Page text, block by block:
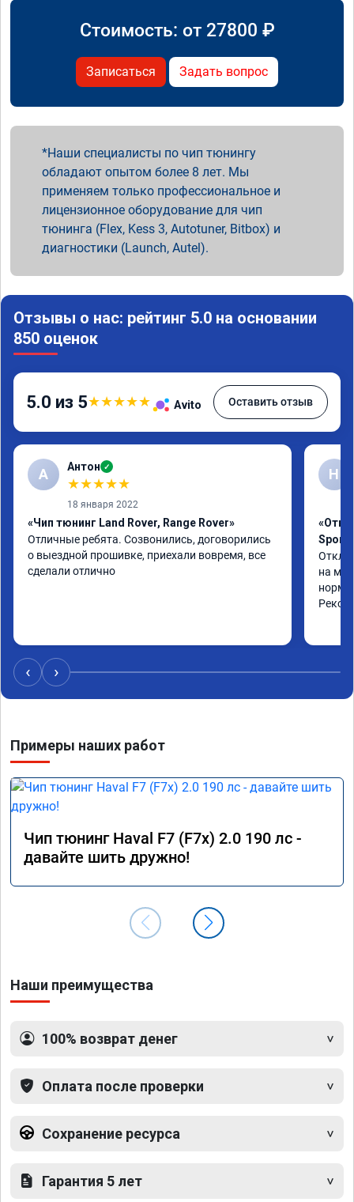
Стоимость: от 27800 ₽
Записаться Задать вопрос
Наши специалисты по чип тюнингу
обладают опытом более 8 лет. Мы
применяем только профессиональное и
лицензионное оборудование для чип
тюнинга (Flex, Kess 3, Autotuner, Bitbox) и
диагностики (Launch, Autel).
Отзывы о нас: рейтинг 5.0 на основании
850 оценок
5.0 из 5★★★★★ Avito Оставить отзыв
А Антон ✓
★★★★★
18 января 2022
«Чип тюнинг Land Rover, Range Rover»
Отличные ребята. Созвонились, договорились
о выездной прошивке, приехали вовремя, все
сделали отлично
Н
Sport
на
‹ ›
Примеры наших работ
Чип тюнинг Haval F7 (F7x) 2.0 190 лс -
давайте шить дружно!
Наши преимущества
100% возврат денег
Оплата после проверки
Сохранение ресурса
Гарантия 5 лет